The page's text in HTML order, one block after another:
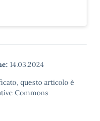
14.03.2024
questo articolo è
Commons